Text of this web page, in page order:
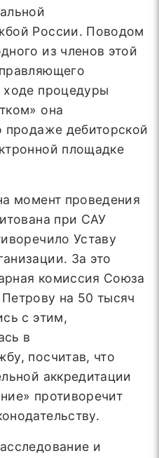
России. Поводом
из членов этой
ходе процедуры
она
продаже дебиторской
площадке
момент проведения
при САУ
Уставу
За это
комиссия Союза
на 50 тысяч
с этим,
в
посчитав, что
аккредитации
противоречит
и